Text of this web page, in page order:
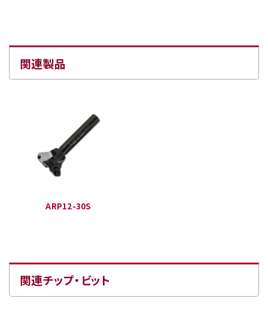
関連製品
ARP12-30S
関連チップ・ビット